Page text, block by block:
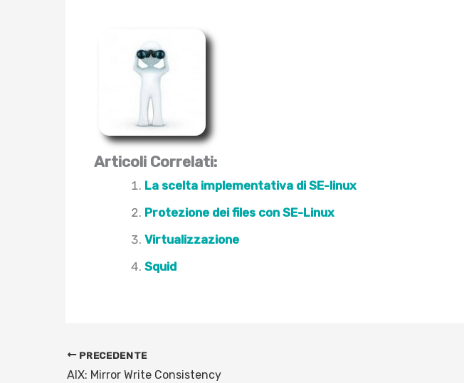
Articoli Correlati:
La scelta implementativa di SE-linux
Protezione dei files con SE-Linux
Virtualizzazione
Squid
PRECEDENTE
AIX: Mirror Write Consistency